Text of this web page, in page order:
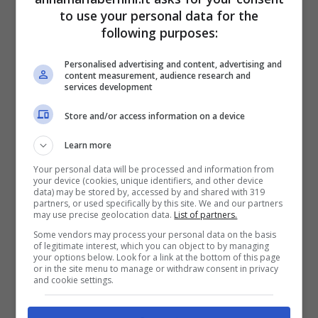
In realtà, a volte la ragione è davvero di
tutt’altro tipo e potrebbe essere
sorprendente. Spesso, infatti,questo può
essere legato a quello che mangiamo,
specialmente se tendiamo a preferire cibi
troppo zuccherati o fritti,
gustosi, ma pesanti e difficili da digerire, che
possono condizionare anche il nostro riposo.
Proprio per questo dovremmo imparare a
scegliere meglio quello che mangiamo, così
da approfittare dei benefici che possono
garantire.
Si dovrebbe innanzituttoconsumare pesce
to use your personal data for the
following purposes:
Personalised advertising and content, advertising and
content measurement, audience research and
services development
Store and/or access information on a device
Learn more
Your personal data will be processed and information from
your device (cookies, unique identifiers, and other device
data) may be stored by, accessed by and shared with 319
partners, or used specifically by this site. We and our partners
may use precise geolocation data. List of partners.
Some vendors may process your personal data on the basis
of legitimate interest, which you can object to by managing
your options below. Look for a link at the bottom of this page
or in the site menu to manage or withdraw consent in privacy
and cookie settings.